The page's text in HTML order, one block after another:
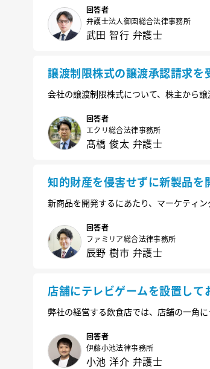
回答者
弁護士法人御園総合法律事務所
武田 智行 弁護士
譲渡制限株式の譲渡承認請求を
会社の譲渡制限株式について、株主から
回答者
エクリ総合法律事務所
髙橋 俊太 弁護士
知的財産を侵害せずに新製品を
新商品を開発するにあたり、マーケティ
回答者
ファミリア総合法律事務所
辰野 樹市 弁護士
店舗にテレビゲームを設置して
弊社の経営する飲食店では、店舗の一角
うか？今後、何か気を付けるべきことはあ
回答者
伊藤小池法律事務所
小池 洋介 弁護士